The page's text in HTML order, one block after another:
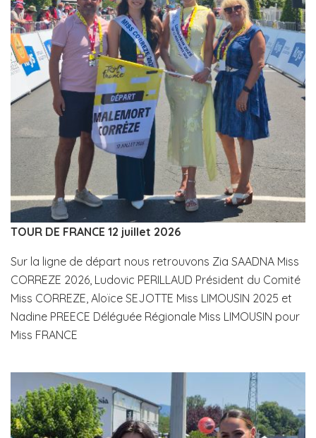
TOUR DE FRANCE 12 juillet 2026
Sur la ligne de départ nous retrouvons Zia SAADNA Miss
CORREZE 2026, Ludovic PERILLAUD Président du Comité
Miss CORREZE, Aloïce SEJOTTE Miss LIMOUSIN 2025 et
Nadine PREECE Déléguée Régionale Miss LIMOUSIN pour
Miss FRANCE